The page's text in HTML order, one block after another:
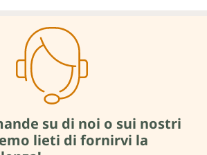
su di noi o sui nostri
lieti di fornirvi la